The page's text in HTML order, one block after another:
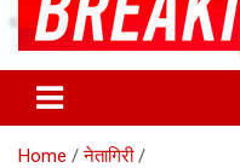
Home
नेतागिरी